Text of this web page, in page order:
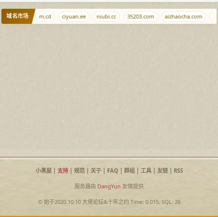
域名市场
98765.net m.cd ciyuan.ee niubi.cc 35203.com aizhaocha.com
小黑屋| 支持| 规范| 关于| FAQ| 群组| 工具| 友链| RSS
服务器由 DangYun 友情提供
© 始于2020.10.10 大佬论坛&十年之约Time: 0.015, SQL: 26